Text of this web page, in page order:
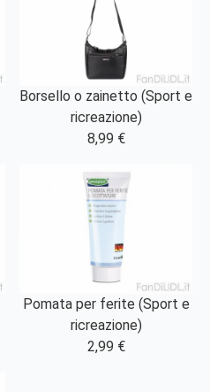
Borsello o zainetto (Sport e
ricreazione)
8,99 €
Pomata per ferite (Sport e
ricreazione)
2,99 €